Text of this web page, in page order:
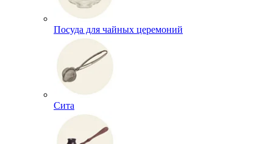
Посуда для чайных церемоний
Сита